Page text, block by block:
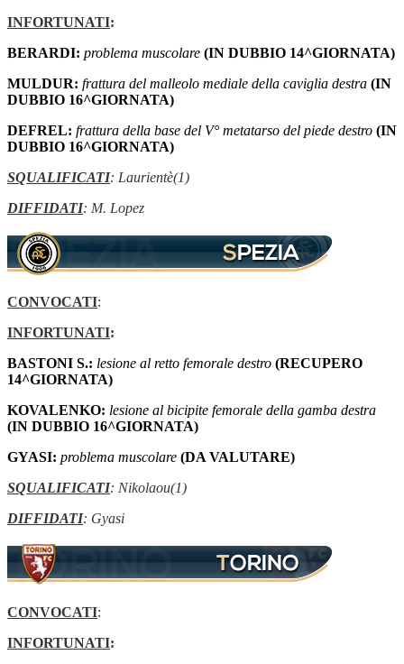
INFORTUNATI:
BERARDI: problema muscolare (IN DUBBIO 14^GIORNATA)
MULDUR: frattura del malleolo mediale della caviglia destra (IN
DUBBIO 16^GIORNATA)
DEFREL: frattura della base del V° metatarso del piede destro (IN
DUBBIO 16^GIORNATA)
SQUALIFICATI: Laurientè(1)
DIFFIDATI: M. Lopez
CONVOCATI:
INFORTUNATI:
BASTONI S.: lesione al retto femorale destro (RECUPERO
14^GIORNATA)
KOVALENKO: lesione al bicipite femorale della gamba destra
(IN DUBBIO 16^GIORNATA)
GYASI: problema muscolare (DA VALUTARE)
SQUALIFICATI: Nikolaou(1)
DIFFIDATI: Gyasi
CONVOCATI:
INFORTUNATI: